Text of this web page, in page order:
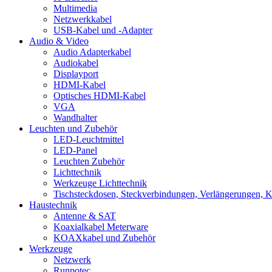
Multimedia
Netzwerkkabel
USB-Kabel und -Adapter
Audio & Video
Audio Adapterkabel
Audiokabel
Displayport
HDMI-Kabel
Optisches HDMI-Kabel
VGA
Wandhalter
Leuchten und Zubehör
LED-Leuchtmittel
LED-Panel
Leuchten Zubehör
Lichttechnik
Werkzeuge Lichttechnik
Tischsteckdosen, Steckverbindungen, Verlängerungen,
Haustechnik
Antenne & SAT
Koaxialkabel Meterware
KOAXkabel und Zubehör
Werkzeuge
Netzwerk